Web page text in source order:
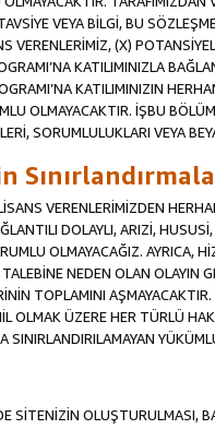
VEYA BİLGİ, BU
VERENLERİMİZ, (X)
KATILIMINIZLA
KATILIMINIZIN
OLMAYACAKTIR. İŞBU
SORUMLULUKLARI VEYA
VERENLERİMİZDEN
DOLAYLI, ARIZİ,
OLMAYACAĞIZ. AYRICA,
NEDEN OLAN OLAYIN
TOPLAMINI
OLMAK ÜZERE HER TÜRLÜ
SINIRLANDIRILAMAYAN
SİTENİZİN OLUŞTURULMASI,